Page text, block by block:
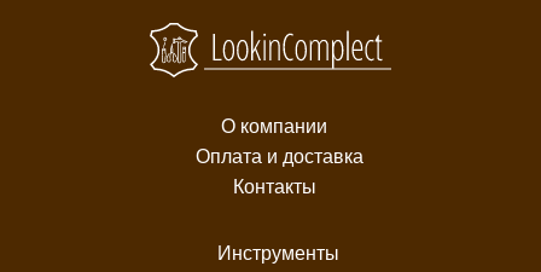
О компании
Оплата и доставка
Контакты
Инструменты